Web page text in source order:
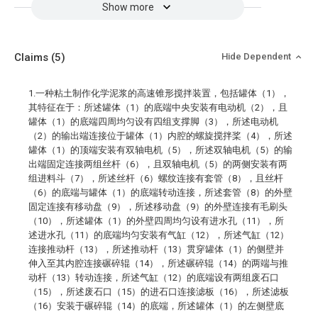
Show more
Claims (5) Hide Dependent
1.一种粘土制作化学泥浆的高速锥形搅拌装置，包括罐体（1），
其特征在于：所述罐体（1）的底端中央安装有电动机（2），且
罐体（1）的底端四周均匀设有四组支撑脚（3），所述电动机
（2）的输出端连接位于罐体（1）内腔的螺旋搅拌桨（4），所述
罐体（1）的顶端安装有双轴电机（5），所述双轴电机（5）的输
出端固定连接两组丝杆（6），且双轴电机（5）的两侧安装有两
组进料斗（7），所述丝杆（6）螺纹连接有套管（8），且丝杆
（6）的底端与罐体（1）的底端转动连接，所述套管（8）的外壁
固定连接有移动盘（9），所述移动盘（9）的外壁连接有毛刷头
（10），所述罐体（1）的外壁四周均匀设有进水孔（11），所
述进水孔（11）的底端均匀安装有气缸（12），所述气缸（12）
连接推动杆（13），所述推动杆（13）贯穿罐体（1）的侧壁并
伸入至其内腔连接碾碎辊（14），所述碾碎辊（14）的两端与推
动杆（13）转动连接，所述气缸（12）的底端设有两组废石口
（15），所述废石口（15）的进石口连接滤板（16），所述滤板
（16）安装于碾碎辊（14）的底端，所述罐体（1）的左侧壁底